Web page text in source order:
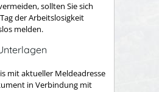
sollten Sie sich
der Arbeitslosigkeit
melden.
mit aktueller Meldeadresse
in Verbindung mit